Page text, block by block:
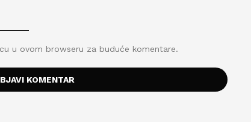
u ovom browseru za buduće komentare.